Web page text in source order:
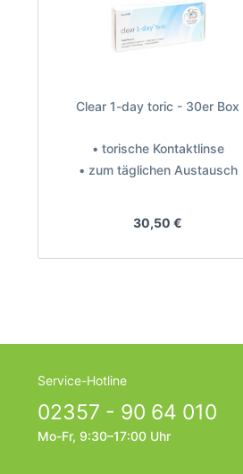
Clear 1-day toric - 30er Box
• torische Kontaktlinse
• zum täglichen Austausch
30,50 €
Service-Hotline
02357 - 90 64 010
Mo-Fr, 9:30–17:00 Uhr